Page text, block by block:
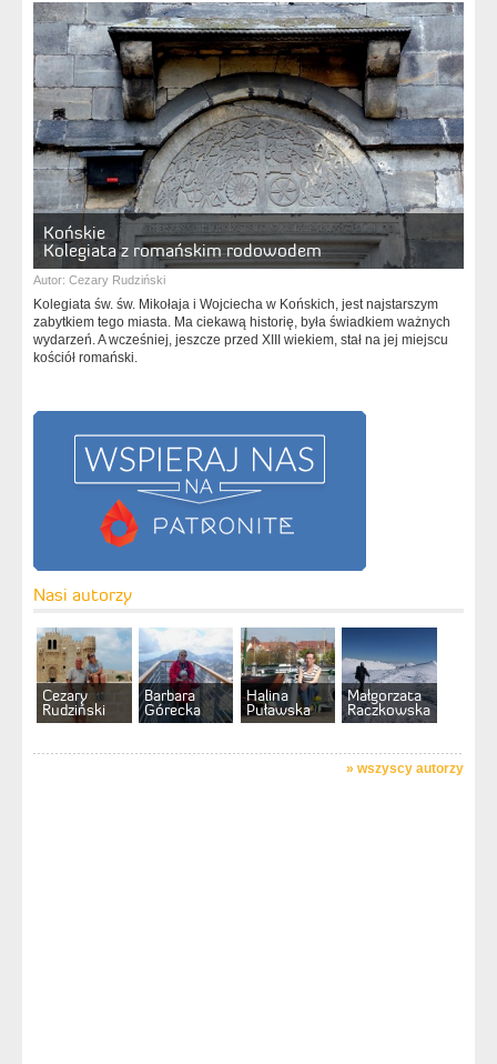
Końskie
Kolegiata z romańskim rodowodem
Autor: Cezary Rudziński
Kolegiata św. św. Mikołaja i Wojciecha w Końskich, jest najstarszym
zabytkiem tego miasta. Ma ciekawą historię, była świadkiem ważnych
wydarzeń. A wcześniej, jeszcze przed XIII wiekiem, stał na jej miejscu
kościół romański.
Nasi autorzy
Cezary
Rudziński
Barbara
Górecka
Halina
Puławska
Małgorzata
Raczkowska
» wszyscy autorzy